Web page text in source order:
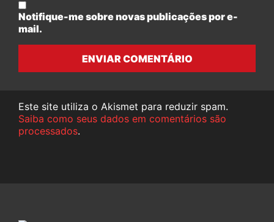
Notifique-me sobre novas publicações por e-
mail.
ENVIAR COMENTÁRIO
Este site utiliza o Akismet para reduzir spam.
Saiba como seus dados em comentários são
processados.